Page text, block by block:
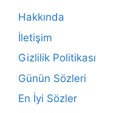
o
o
k
Hakkında
İletişim
Gizlilik Politikası
Günün Sözleri
En İyi Sözler